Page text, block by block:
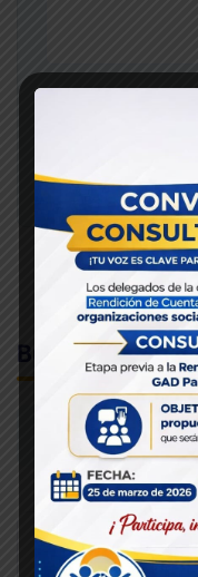
Buscar
Recent Posts